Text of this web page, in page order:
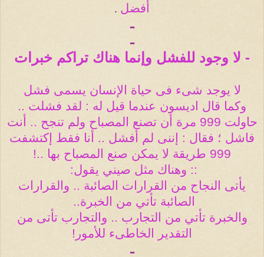
أفضل .
ـ
ـ
- لا وجود للفشل وإنما هناك تراكم خبرات
لا يوجد شىء فى حياة الإنسان يسمى فشل
وكما قال اديسون عندما قيل له : لقد فشلت ..
حاولت 999 مرة أن تصنع المصباح ولم تنجح .. أنت
فاشل ؛ فقال : إننى لم أفشل .. أنا فقط إكتشفت
999 طريقة لا يمكن صنع المصباح بها ..!
:: وهناك مثل صيني يقول:
يأتى النجاح من القرارات الصائبة .. والقرارات
الصائبة تأتي من الخبرة..
والخبرة تأتي من التجارب .. والتجارب تأتى من
التقدير الخاطىء للأمور!
ـ